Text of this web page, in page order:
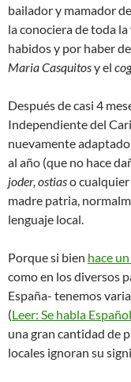
bailador y mamador
la conociera de toda
habidos y por haber
Maria Casquitosy el
Después de casi 4
Independiente del
nuevamente
al año (que no hace
joder, ostiaso
madre patria,
lenguaje local.
Porque si bien hace
como en los diversos
España- tenemos
(Leer: Se habla Español
una gran cantidad de
locales ignoran su